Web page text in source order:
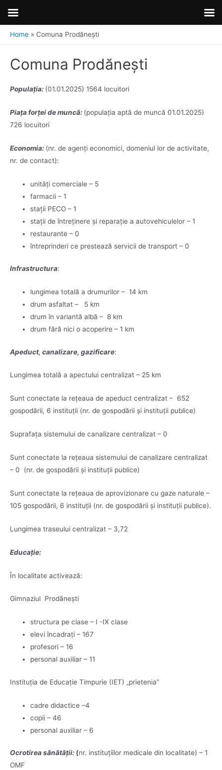
Home Comuna Prodăneşti
Comuna Prodăneşti
Populația: (01.01.2025) 1564 locuitori
Piața forței de muncă: (populația aptă de muncă 01.01.2025)
726 locuitori
Economia: (nr. de agenți economici, domeniul lor de activitate,
nr. de contact):
unități comerciale – 5
farmacii – 1
stații PECO – 1
stații de întreținere și reparație a autovehiculelor – 1
restaurante – 0
întreprinderi ce prestează servicii de transport – 0
Infrastructura:
lungimea totală a drumurilor – 14 km
drum asfaltat – 5 km
drum în variantă albă – 8 km
drum fără nici o acoperire – 1 km
Apeduct, canalizare, gazificare:
Lungimea totală a apectului centralizat – 25 km
Sunt conectate la rețeaua de apeduct centralizat – 652
gospodării, 6 instituții (nr. de gospodării și instituții publice)
Suprafața sistemului de canalizare centralizat – 0
Sunt conectate la rețeaua sistemului de canalizare centralizat
– 0 (nr. de gospodării și instituții publice)
Sunt conectate la rețeaua de aprovizionare cu gaze naturale –
105 gospodării, 6 instituții (nr. de gospodării și instituții publice).
Lungimea traseului centralizat – 3,72
Educație:
În localitate activează:
Gimnaziul Prodănești
structura pe clase – I -IX clase
elevi încadrați – 167
profesori – 16
personal auxiliar – 11
Instituția de Educație Timpurie (IET) „prietenia”
cadre didactice –4
copii – 46
personal auxiliar – 6
Ocrotirea sănătății: (nr. instituțiilor medicale din localitate) – 1
OMF